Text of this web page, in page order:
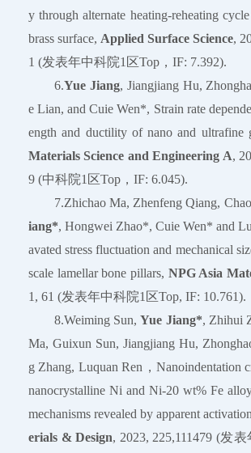
y through alternate heating-reheating
brass surface, Applied Surface Science,
1 (发表年中科院1区Top，IF: 7.392).
6.Yue Jiang, Jiangjiang Hu,
e Lian, and Cuie Wen*, Strain rate
ength and ductility of nano and ultrafine
Materials Science and Engineering A,
9 (中科院1区Top，IF: 6.045).
7.Zhichao Ma, Zhenfeng Qiang,
iang*, Hongwei Zhao*, Cuie Wen* and
avated stress fluctuation and mechanical
scale lamellar bone pillars, NPG Asia
1, 61 (发表年中科院1区Top, IF: 10.761).
8.Weiming Sun,Yue Jiang*, Zhihui
Ma, Guixun Sun, Jiangjiang Hu,
g Zhang, Luquan Ren，Nanoindentation
nanocrystalline Ni and Ni-20 wt% Fe
mechanisms revealed by apparent
erials & Design, 2023, 225,111479 (发